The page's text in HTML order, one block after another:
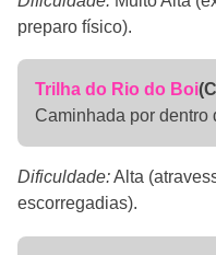
preparo físico).
Trilha do Rio do Boi
Caminhada por dentro
Dificuldade:Alta
escorregadias).